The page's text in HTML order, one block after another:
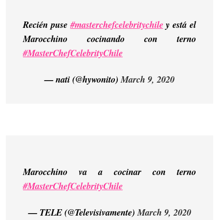
Recién puse#masterchefcelebritychiley está el
Marocchino cocinando con terno
#MasterChefCelebrityChile
— nati (@hywonito)March 9, 2020
Marocchino va a cocinar con terno
#MasterChefCelebrityChile
— TELE (@Televisivamente)March 9, 2020